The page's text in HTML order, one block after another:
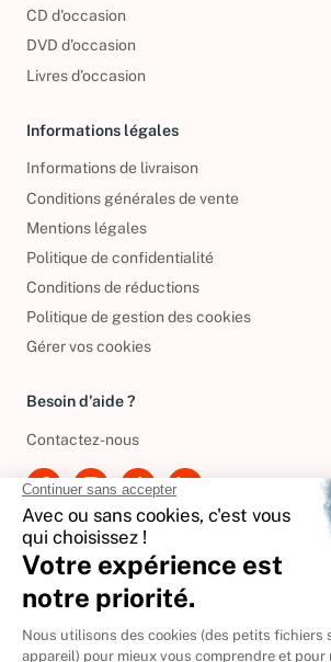
CD d'occasion
DVD d'occasion
Livres d’occasion
Informations légales
Informations de livraison
Conditions générales de vente
Mentions légales
Politique de confidentialité
Conditions de réductions
Politique de gestion des cookies
Gérer vos cookies
Besoin d'aide ?
Contactez-nous
International
🇪🇸Espagne
🇩🇪Allemagne
🇮🇹 Italie